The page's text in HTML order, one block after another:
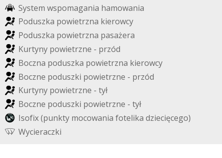
System wspomagania hamowania
Poduszka powietrzna kierowcy
Poduszka powietrzna pasażera
Kurtyny powietrzne - przód
Boczna poduszka powietrzna kierowcy
Boczne poduszki powietrzne - przód
Kurtyny powietrzne - tył
Boczne poduszki powietrzne - tył
Isofix(punkty mocowania fotelika dziecięcego)
Wycieraczki